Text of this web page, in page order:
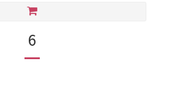
6